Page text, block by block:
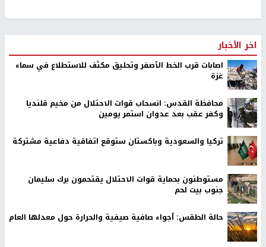
اخر الأخبار
اصابات قرب الخط الأصفر وتحليق مكثف للاستطلاع في سماء
غزة
محافظة القدس: انسحاب قوات الاحتلال من مخيم قلنديا
وكفر عقب بعد عدوان استمر يومين
تركيا والسعودية وباكستان ستوقع اتفاقية دفاعية مشتركة
مستوطنون بحماية قوات الاحتلال يقتحمون برك سليمان
جنوب بيت لحم
حالة الطقس: أجواء صافية صيفية والحرارة حول معدلها العام